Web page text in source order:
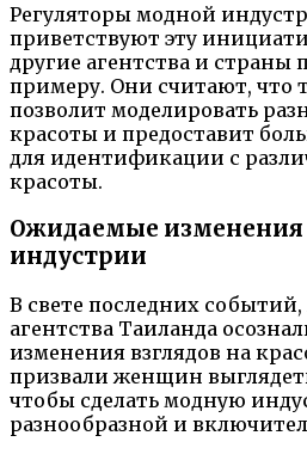
Регуляторы модной
приветствуют эту
другие агентства и страны
примеру. Они считают, что
позволит моделировать
красоты и предоставит
для идентификации с
красоты.
Ожидаемые изменения
индустрии
В свете последних
агентства Таиланда
изменения взглядов на
призвали женщин
чтобы сделать модную
разнообразной и